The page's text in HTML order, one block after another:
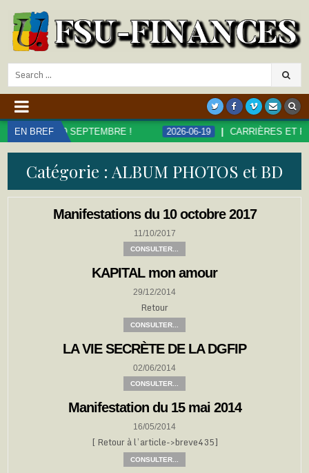
Search
for:
EN BREF
LE 29 SEPTEMBRE ! 2026-06-19 CARRIÈRES ET
Catégorie : ALBUM PHOTOS et BD
Manifestations du 10 octobre 2017
11/10/2017
CONSULTER...
KAPITAL mon amour
29/12/2014
Retour
CONSULTER...
LA VIE SECRÈTE DE LA DGFIP
02/06/2014
CONSULTER...
Manifestation du 15 mai 2014
16/05/2014
[ Retour à l’article->breve435]
CONSULTER...